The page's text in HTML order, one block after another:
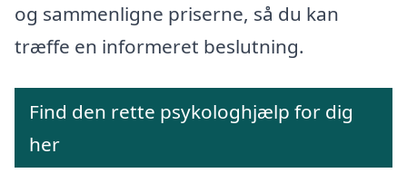
og sammenligne priserne, så du kan
træffe en informeret beslutning.
Find den rette psykologhjælp for dig
her